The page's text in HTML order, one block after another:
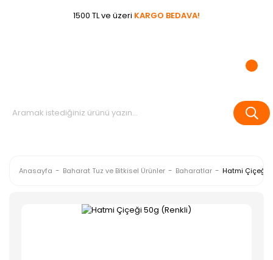
1500 TL ve üzeri KARGO BEDAVA!
Anasayfa Baharat Tuz ve Bitkisel Ürünler Baharatlar Hatmi Çiçeği